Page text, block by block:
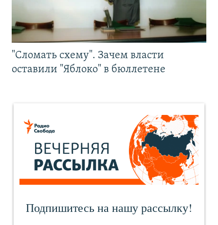
"Сломать схему". Зачем власти
оставили "Яблоко" в бюллетене